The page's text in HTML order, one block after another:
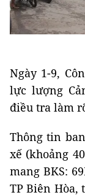
Ngày 1-9,
lực lượng
điều tra làm
Thông tin
xế (khoảng
mang BKS:
TP Biên